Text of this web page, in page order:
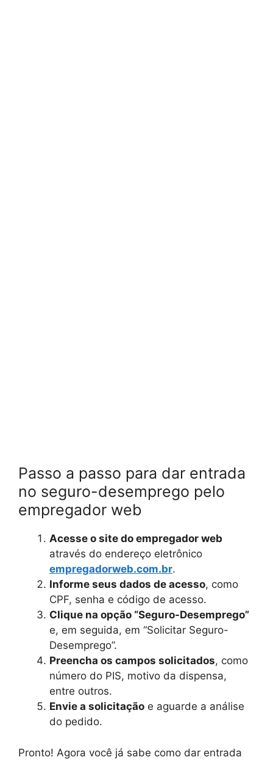
Passo a passo para dar entrada
no seguro-desemprego pelo
empregador web
Acesse o site do empregador web
através do endereço eletrônico
empregadorweb.com.br.
Informe seus dados de acesso, como
CPF, senha e código de acesso.
Clique na opção “Seguro-Desemprego”
e, em seguida, em “Solicitar Seguro-
Desemprego”.
Preencha os campos solicitados, como
número do PIS, motivo da dispensa,
entre outros.
Envie a solicitação e aguarde a análise
do pedido.
Pronto! Agora você já sabe como dar entrada